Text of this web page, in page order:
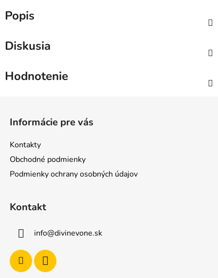
Popis
Diskusia
Hodnotenie
Informácie pre vás
Kontakty
Obchodné podmienky
Podmienky ochrany osobných údajov
Kontakt
info@divinevone.sk